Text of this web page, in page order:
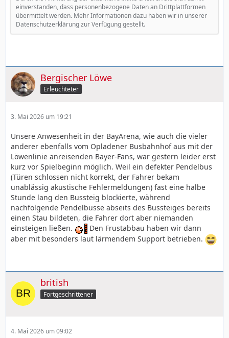
einverstanden, dass personenbezogene Daten an Drittplattformen
übermittelt werden. Mehr Informationen dazu haben wir in unserer
Datenschutzerklärung zur Verfügung gestellt.
Bergischer Löwe
Erleuchteter
3. Mai 2026 um 19:21
Unsere Anwesenheit in der BayArena, wie auch die vieler
anderer ebenfalls vom Opladener Busbahnhof aus mit der
Löwenlinie anreisenden Bayer-Fans, war gestern leider erst
kurz vor Spielbeginn möglich. Weil ein defekter Pendelbus
(Türen schlossen nicht korrekt, der Fahrer bekam
unablässig akustische Fehlermeldungen) fast eine halbe
Stunde lang den Bussteig blockierte, während
nachfolgende Pendelbusse abseits des Bussteiges bereits
einen Stau bildeten, die Fahrer dort aber niemanden
einsteigen ließen.
Den Frustabbau haben wir dann
aber mit besonders laut lärmendem Support betrieben.
british
Fortgeschrittener
4. Mai 2026 um 09:02